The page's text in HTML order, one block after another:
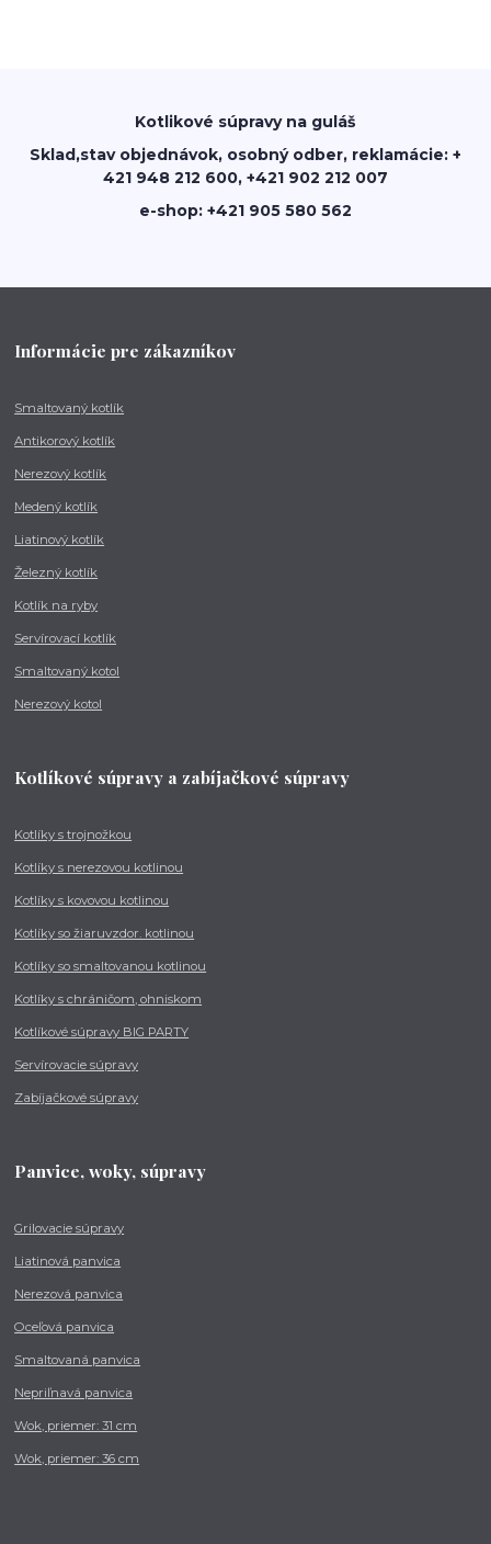
Kotlikové súpravy na guláš
Sklad,stav objednávok, osobný odber, reklamácie: +
421 948 212 600, +421 902 212 007
e-shop: +421 905 580 562
Informácie pre zákazníkov
Smaltovaný kotlík
Antikorový kotlík
Nerezový kotlík
Medený kotlík
Liatinový kotlík
Železný kotlík
Kotlík na ryby
Servírovací kotlík
Smaltovaný kotol
Nerezový kotol
Kotlíkové súpravy a zabíjačkové súpravy
Kotlíky s trojnožkou
Kotlíky s nerezovou kotlinou
Kotlíky s kovovou kotlinou
Kotlíky so žiaruvzdor. kotlinou
Kotlíky so smaltovanou kotlinou
Kotlíky s chráničom, ohniskom
Kotlíkové súpravy BIG PARTY
Servírovacie súpravy
Zabíjačkové súpravy
Panvice, woky, súpravy
Grilovacie súpravy
Liatinová panvica
Nerezová panvica
Oceľová panvica
Smaltovaná panvica
Nepriľnavá panvica
Wok, priemer: 31 cm
Wok, priemer: 36 cm